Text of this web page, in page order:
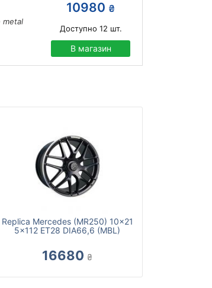
metal
10980 ₴
Доступно 12 шт.
В магазин
Replica Mercedes (MR250) 10x21
5x112 ET28 DIA66,6 (MBL)
16680 ₴